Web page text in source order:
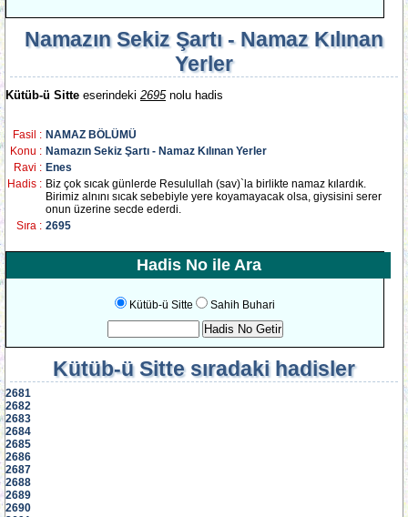
Namazın Sekiz Şartı - Namaz Kılınan
Yerler
Kütüb-ü Sitte eserindeki 2695nolu hadis
Fasil : NAMAZ BÖLÜMÜ
Konu : Namazın Sekiz Şartı - Namaz Kılınan Yerler
Ravi : Enes
Hadis : Biz çok sıcak günlerde Resulullah (sav)`la birlikte namaz kılardık.
Birimiz alnını sıcak sebebiyle yere koyamayacak olsa, giysisini serer
onun üzerine secde ederdi.
Sıra : 2695
Hadis No ile Ara
Kütüb-ü Sitte Sahih Buhari
Kütüb-ü Sittesıradaki hadisler
2681
2682
2683
2684
2685
2686
2687
2688
2689
2690